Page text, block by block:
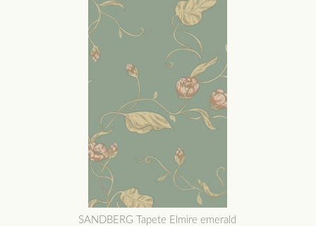
SANDBERG Tapete Elmire emerald